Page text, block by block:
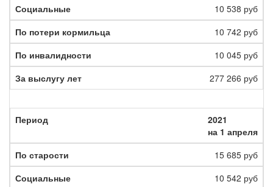
10 538 руб
10 742 руб
10 045 руб
277 266 руб
2021
на 1 апреля
15 685 руб
10 542 руб